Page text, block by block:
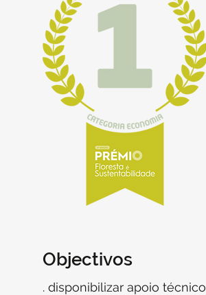
Objectivos
. disponibilizar apoio técnico